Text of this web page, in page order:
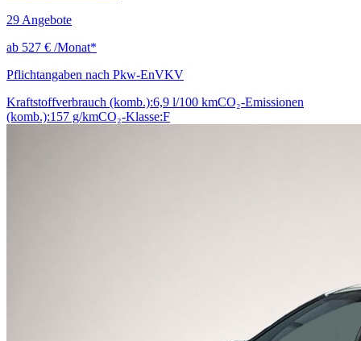
29 Angebote
ab 527 € /Monat*
Pflichtangaben nach Pkw-EnVKV
Kraftstoffverbrauch (komb.):6,9 l/100 kmCO₂-Emissionen
(komb.):157 g/kmCO₂-Klasse:F